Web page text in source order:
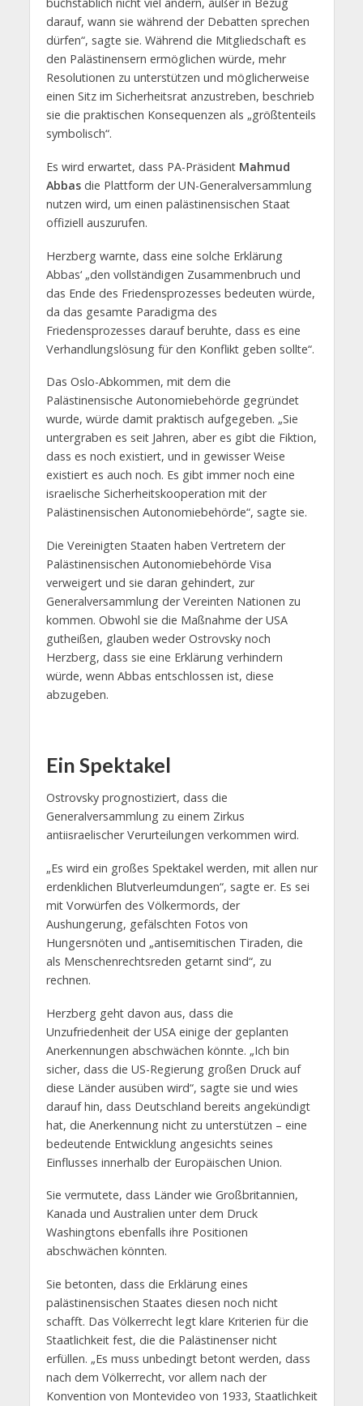
darauf, wann sie während der Debatten sprechen
dürfen“, sagte sie. Während die Mitgliedschaft es
den Palästinensern ermöglichen würde, mehr
Resolutionen zu unterstützen und möglicherweise
einen Sitz im Sicherheitsrat anzustreben, beschrieb
sie die praktischen Konsequenzen als „größtenteils
symbolisch“.
Es wird erwartet, dass PA-Präsident Mahmud
Abbasdie Plattform der UN-Generalversammlung
nutzen wird, um einen palästinensischen Staat
offiziell auszurufen.
Herzberg warnte, dass eine solche Erklärung
Abbas‘ „den vollständigen Zusammenbruch und
das Ende des Friedensprozesses bedeuten würde,
da das gesamte Paradigma des
Friedensprozesses darauf beruhte, dass es eine
Verhandlungslösung für den Konflikt geben sollte“.
Das Oslo-Abkommen, mit dem die
Palästinensische Autonomiebehörde gegründet
wurde, würde damit praktisch aufgegeben. „Sie
untergraben es seit Jahren, aber es gibt die Fiktion,
dass es noch existiert, und in gewisser Weise
existiert es auch noch. Es gibt immer noch eine
israelische Sicherheitskooperation mit der
Palästinensischen Autonomiebehörde“, sagte sie.
Die Vereinigten Staaten haben Vertretern der
Palästinensischen Autonomiebehörde Visa
verweigert und sie daran gehindert, zur
Generalversammlung der Vereinten Nationen zu
kommen. Obwohl sie die Maßnahme der USA
gutheißen, glauben weder Ostrovsky noch
Herzberg, dass sie eine Erklärung verhindern
würde, wenn Abbas entschlossen ist, diese
abzugeben.
Ein Spektakel
Ostrovsky prognostiziert, dass die
Generalversammlung zu einem Zirkus
antiisraelischer Verurteilungen verkommen wird.
„Es wird ein großes Spektakel werden, mit allen nur
erdenklichen Blutverleumdungen“, sagte er. Es sei
mit Vorwürfen des Völkermords, der
Aushungerung, gefälschten Fotos von
Hungersnöten und „antisemitischen Tiraden, die
als Menschenrechtsreden getarnt sind“, zu
rechnen.
Herzberg geht davon aus, dass die
Unzufriedenheit der USA einige der geplanten
Anerkennungen abschwächen könnte. „Ich bin
sicher, dass die US-Regierung großen Druck auf
diese Länder ausüben wird“, sagte sie und wies
darauf hin, dass Deutschland bereits angekündigt
hat, die Anerkennung nicht zu unterstützen – eine
bedeutende Entwicklung angesichts seines
Einflusses innerhalb der Europäischen Union.
Sie vermutete, dass Länder wie Großbritannien,
Kanada und Australien unter dem Druck
Washingtons ebenfalls ihre Positionen
abschwächen könnten.
Sie betonten, dass die Erklärung eines
palästinensischen Staates diesen noch nicht
schafft. Das Völkerrecht legt klare Kriterien für die
Staatlichkeit fest, die die Palästinenser nicht
erfüllen. „Es muss unbedingt betont werden, dass
nach dem Völkerrecht, vor allem nach der
Konvention von Montevideo von 1933, Staatlichkeit